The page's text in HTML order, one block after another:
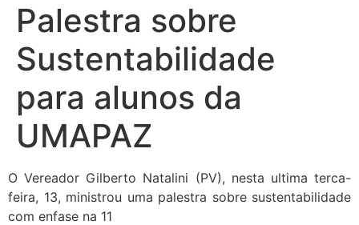
Palestra sobre
Sustentabilidade
para alunos da
UMAPAZ
O Vereador Gilberto Natalini (PV), nesta ultima terca-
feira, 13, ministrou uma palestra sobre sustentabilidade
com enfase na 11